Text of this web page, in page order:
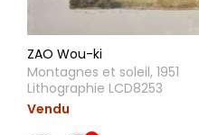
ZAO Wou-ki
Montagnes et soleil, 1951
Lithographie LCD8253
Vendu